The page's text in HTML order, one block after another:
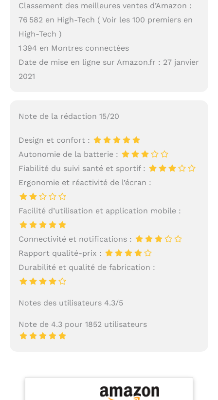
Classement des meilleures ventes d’Amazon :
76 582 en High-Tech ( Voir les 100 premiers en
High-Tech )
1 394 en Montres connectées
Date de mise en ligne sur Amazon.fr : 27 janvier
2021
Note de la rédaction 15/20
Design et confort :
Autonomie de la batterie :
Fiabilité du suivi santé et sportif :
Ergonomie et réactivité de l’écran :
Facilité d’utilisation et application mobile :
Connectivité et notifications :
Rapport qualité-prix :
Durabilité et qualité de fabrication :
Notes des utilisateurs 4.3/5
Note de 4.3 pour 1852 utilisateurs